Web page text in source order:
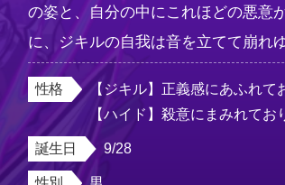
の姿と、自分の中にこれほどの悪意
に、ジキルの自我は音を立てて崩れ
性格
【ジキル】正義感にあふれて
【ハイド】殺意にまみれてお
誕生日 9/28